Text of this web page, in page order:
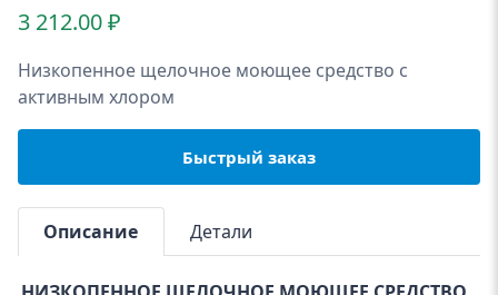
3 212.00₽
Низкопенное щелочное моющее средство с
активным хлором
Быстрый заказ
Описание Детали